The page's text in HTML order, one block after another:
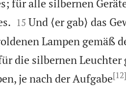
für alle silbernen

15 Und ⟨er gab⟩ das
Lampen gemäß
die silbernen Leuchter
je nach der Aufgabe[12]